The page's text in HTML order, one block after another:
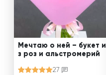
Мечтаю о ней – букет и
з роз и альстромерий
27